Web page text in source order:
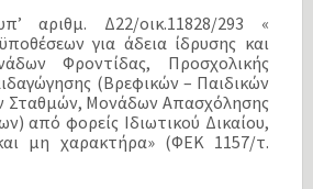
αριθμ. Δ22/οικ.11828/293 «
για άδεια ίδρυσης και
Φροντίδας, Προσχολικής
(Βρεφικών – Παιδικών
Σταθμών, Μονάδων Απασχόλησης
από φορείς Ιδιωτικού Δικαίου,
μη χαρακτήρα» (ΦΕΚ 1157/τ.